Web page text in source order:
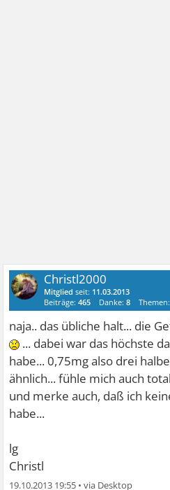
Christl2000
Mitglied seit: 11.03.2013
Beiträge:465 Danke:8
naja.. das übliche halt... die
... dabei war das höchste
habe... 0,75mg also drei
ähnlich... fühle mich auch
und merke auch, daß ich
habe...
lg
Christl
19.10.2013 19:55 •